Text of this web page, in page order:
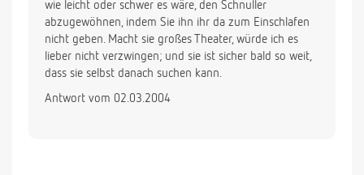
wie leicht oder schwer es wäre, den Schnuller
abzugewöhnen, indem Sie ihn ihr da zum Einschlafen
nicht geben. Macht sie großes Theater, würde ich es
lieber nicht verzwingen; und sie ist sicher bald so weit,
dass sie selbst danach suchen kann.
Antwort vom 02.03.2004